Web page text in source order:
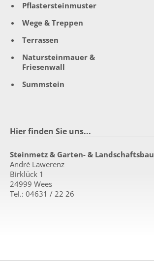
Pflastersteinmuster
Wege & Treppen
Terrassen
Natursteinmauer &
Friesenwall
Summstein
Hier finden Sie uns...
Steinmetz & Garten- & Landschaftsbau
André Lawerenz
Birklück 1
24999 Wees
Tel.: 04631 / 22 26